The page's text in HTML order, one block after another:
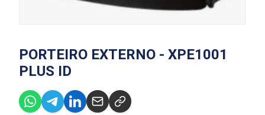
PORTEIRO EXTERNO - XPE1001
PLUS ID